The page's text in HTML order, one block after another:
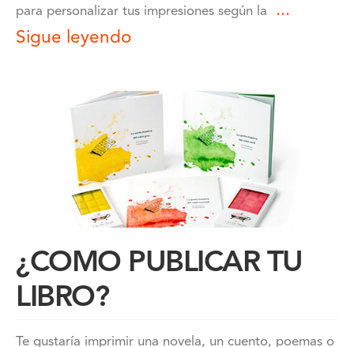
para personalizar tus impresiones según la
...
Sigue leyendo
¿COMO PUBLICAR TU
LIBRO?
Te gustaría imprimir una novela, un cuento, poemas o